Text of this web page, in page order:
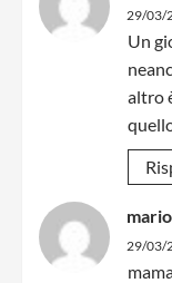
29/03/
Un
altro
mario
29/03/